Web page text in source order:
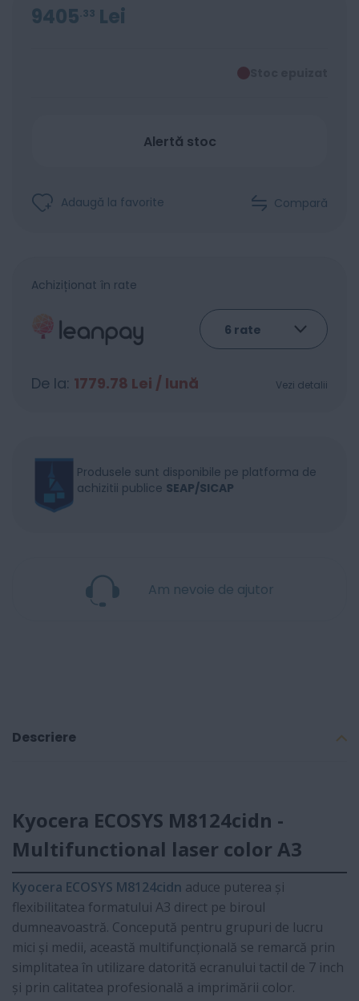
9405 33 Lei
Alertă stoc
Adaugă la favorite Compară
Achiziționat în rate
De la: 1779.78 Lei / lună Vezi detalii
Produsele sunt disponibile pe platforma de
achizitii publice SEAP/SICAP
Am nevoie de ajutor
Descriere
Kyocera ECOSYS M8124cidn -
Multifunctional laser color A3
Kyocera ECOSYS M8124cidn aduce puterea și
flexibilitatea formatului A3 direct pe biroul
dumneavoastră. Concepută pentru grupuri de lucru
mici și medii, această multifuncțională se remarcă prin
simplitatea în utilizare datorită ecranului tactil de 7 inch
și prin calitatea profesională a imprimării color.